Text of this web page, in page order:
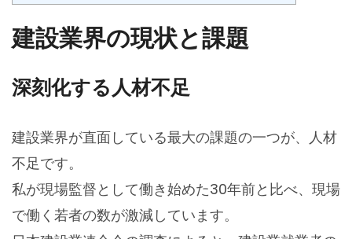
建設業界の現状と課題
深刻化する人材不足
建設業界が直面している最大の課題の一つが、人材
不足です。
私が現場監督として働き始めた30年前と比べ、現場
で働く若者の数が激減しています。